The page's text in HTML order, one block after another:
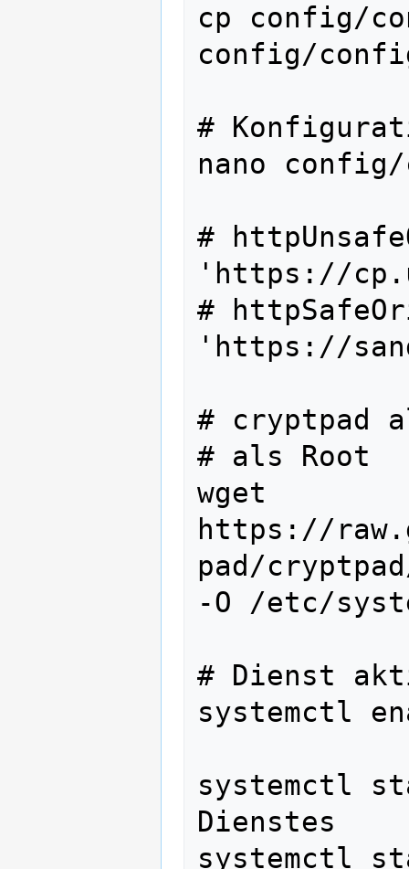
cp config/
config/
#
nano
#
'https://
#
'https://
# cryptpad
# als Root
wget
https://
pad/
-O /etc/
# Dienst
systemctl
systemctl
Dienstes
systemctl